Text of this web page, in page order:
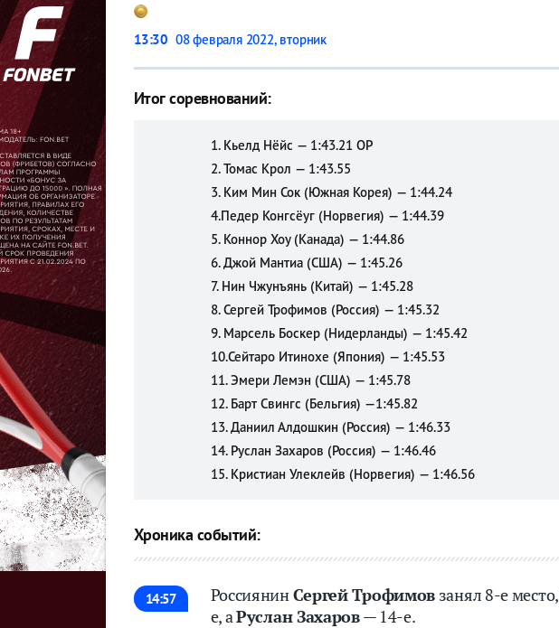
Прыжки с
трамплина
Санный
спорт
Скелетон
Сноуборд
Фигурное
катание
Фристайл
Хоккей
Шорт-
трек
Футбол
Прогнозы
на спорт
Букмекеры
Хоккей
Теннис
Бои
13:30 08 февраля 2022, вторник
Итог соревнований:
1. Кьелд Нёйс — 1:43.21 ОР
2. Томас Крол — 1:43.55
3. Ким Мин Сок (Южная Корея) — 1:44.24
4.Педер Конгсёуг (Норвегия) — 1:44.39
5. Коннор Хоу (Канада) — 1:44.86
6. Джой Мантиа (США) — 1:45.26
7. Нин Чжунъянь (Китай) — 1:45.28
8. Сергей Трофимов (Россия) — 1:45.32
9. Марсель Боскер (Нидерланды) — 1:45.42
10.Сейтаро Итинохе (Япония) — 1:45.53
11. Эмери Лемэн (США) — 1:45.78
12. Барт Свингс (Бельгия) —1:45.82
13. Даниил Алдошкин (Россия) — 1:46.33
14. Руслан Захаров (Россия) — 1:46.46
15. Кристиан Улеклейв (Норвегия) — 1:46.56
Хроника событий:
14:57 РоссиянинСергей Трофимов занял 8-е место,
е, аРуслан Захаров— 14-е.
Прыжки с
трамплина
Санный
спорт
Скелетон
Сноуборд
Фигурное
катание
Фристайл
Хоккей
Шорт-
трек
Футбол
Прогнозы
на спорт
Букмекеры
Хоккей
Теннис
Бои